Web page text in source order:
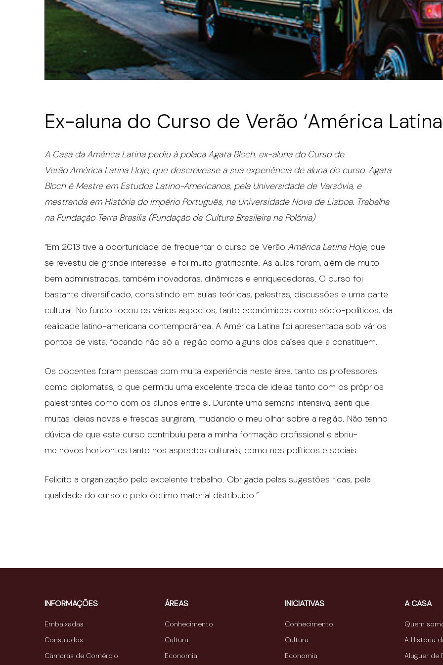
Ex-aluna do Curso de Verão ‘América Latina
A Casa da América Latina pediu à polaca Agata Bloch, ex-aluna do Curso de
Verão América Latina Hoje, que descrevesse a sua experiência de aluna do curso. Agata
Bloch é Mestre em Estudos Latino-Americanos, pela Universidade de Varsóvia, e
mestranda em História do Império Português, na Universidade Nova de Lisboa. Trabalha
na Fundação Terra Brasilis (Fundação da Cultura Brasileira na Polónia)
“Em 2013 tive a oportunidade de frequentar o curso de VerãoAmérica Latina Hoje, que
se revestiu de grande interesse e foi muito gratificante. As aulas foram, além de muito
bem administradas, também inovadoras, dinâmicas e enriquecedoras. O curso foi
bastante diversificado, consistindo em aulas teóricas, palestras, discussões e uma parte
cultural. No fundo tocou os vários aspectos, tanto económicos como sócio-políticos, da
realidade latino-americana contemporânea. A América Latina foi apresentada sob vários
pontos de vista, focando não só a região como alguns dos países que a constituem.
Os docentes foram pessoas com muita experiência neste área, tanto os professores
como diplomatas, o que permitiu uma excelente troca de ideias tanto com os próprios
palestrantes como com os alunos entre si. Durante uma semana intensiva, senti que
muitas ideias novas e frescas surgiram, mudando o meu olhar sobre a região. Não tenho
dúvida de que este curso contribuiu para a minha formação profissional e abriu-
me novos horizontes tanto nos aspectos culturais, como nos políticos e sociais.
Felicito a organização pelo excelente trabalho. Obrigada pelas sugestões ricas, pela
qualidade do curso e pelo óptimo material distribuído.”
INFORMAÇÕES
Embaixadas
Consulados
Câmaras de Comércio
ÁREAS
Conhecimento
Cultura
Economia
INICIATIVAS
Conhecimento
Cultura
Economia
A CASA
Quem
A História
Aluguer de